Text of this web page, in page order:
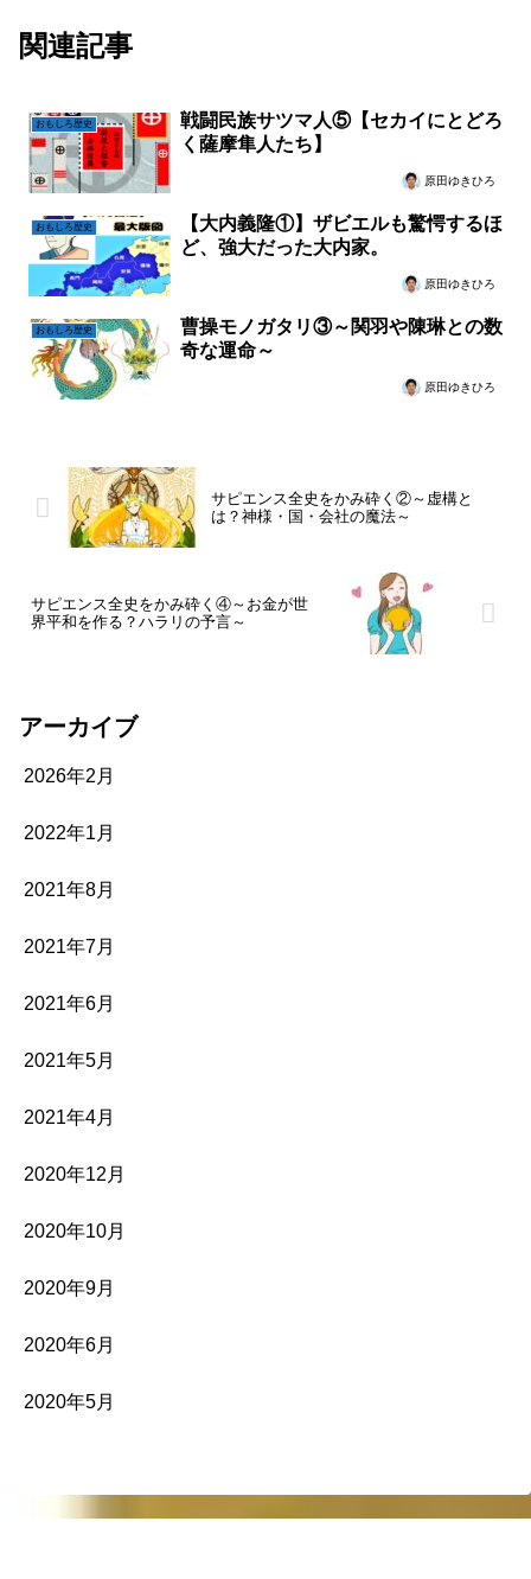
関連記事
おもしろ歴史
戦闘民族サツマ人⑤【セカイにとどろ
く薩摩隼人たち】
原田ゆきひろ
おもしろ歴史
【大内義隆①】ザビエルも驚愕するほ
ど、強大だった大内家。
原田ゆきひろ
おもしろ歴史
曹操モノガタリ③～関羽や陳琳との数
奇な運命～
原田ゆきひろ
サピエンス全史をかみ砕く②～虚構と
は？神様・国・会社の魔法～
サピエンス全史をかみ砕く④～お金が世
界平和を作る？ハラリの予言～
アーカイブ
2026年2月
2022年1月
2021年8月
2021年7月
2021年6月
2021年5月
2021年4月
2020年12月
2020年10月
2020年9月
2020年6月
2020年5月